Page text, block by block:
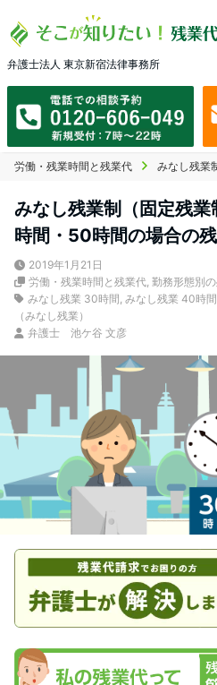
弁護士法人 東京新宿法律事務所
労働・残業時間と残業代
みなし残業制（固定残
時間・50時間の場合の
2019年1月21日
労働・残業時間と残業代, 勤務形態別
みなし残業 30時間, みなし残業 40時間
（みなし残業）
弁護士 池ケ谷 文彦